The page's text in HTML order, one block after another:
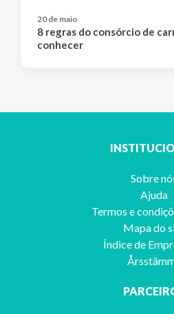
20 de maio
8 regras do consórcio de
conhecer
Sobre
Ajuda
Termos e
Mapa do
Índice de